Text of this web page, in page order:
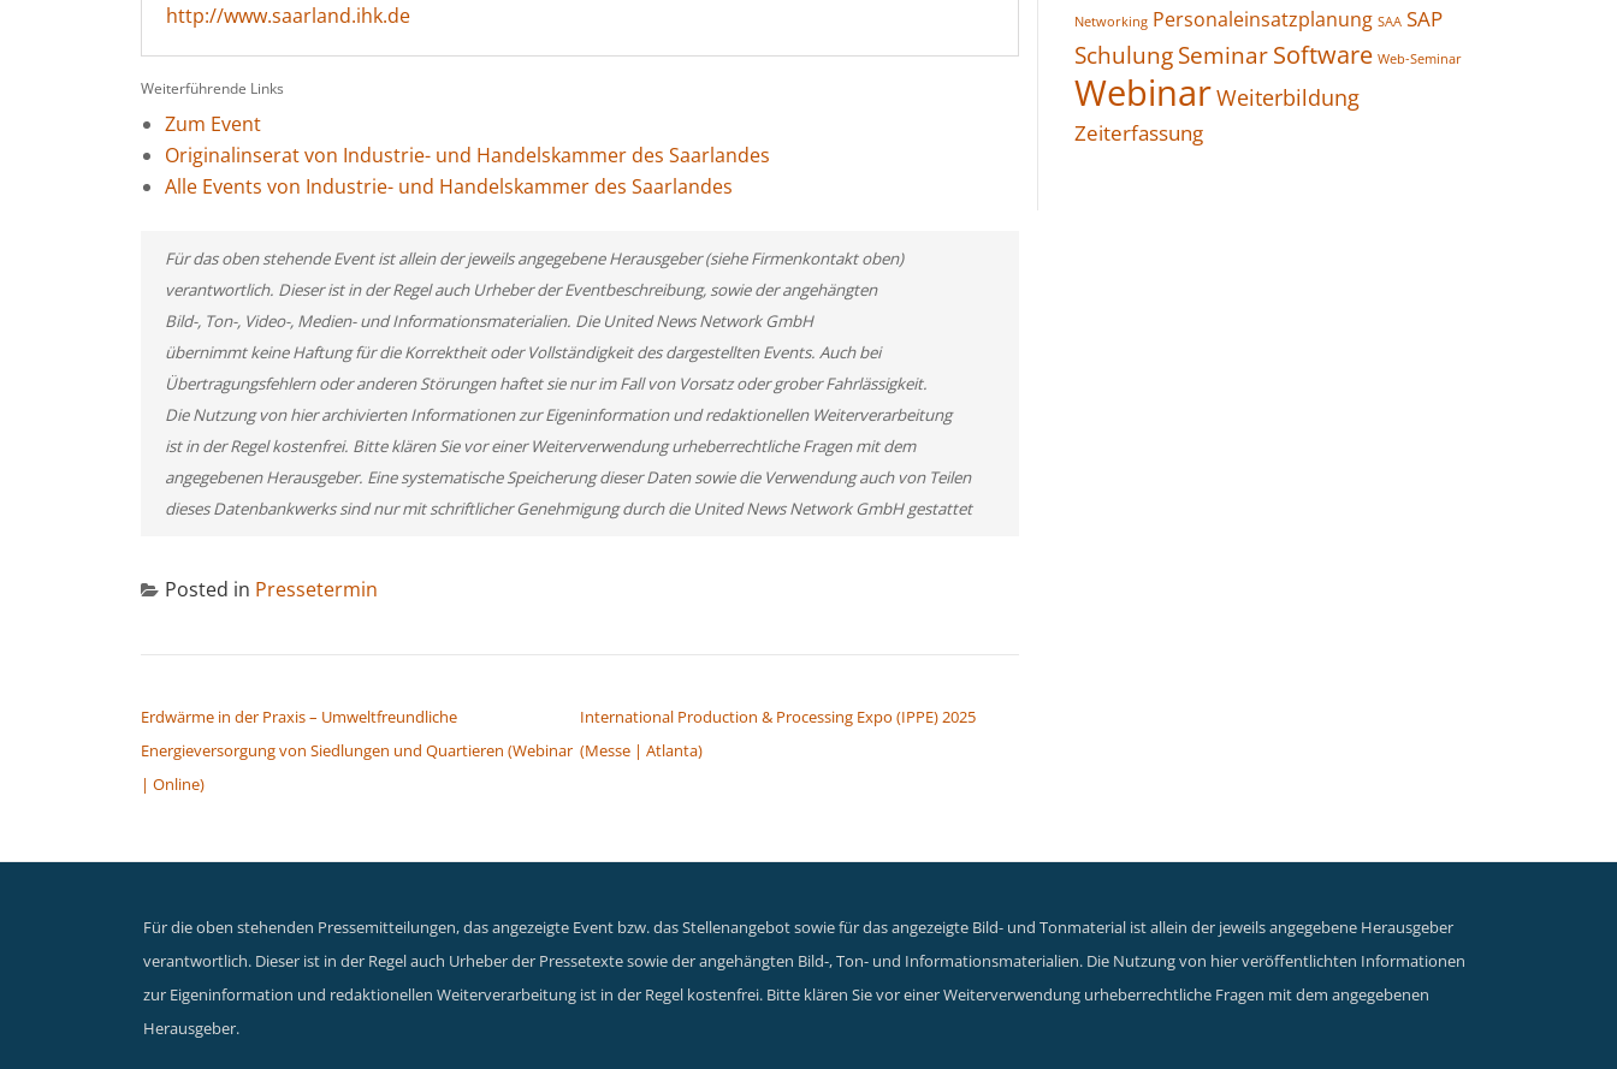
http://www.saarland.ihk.de
Weiterführende Links
Zum Event
Originalinserat von Industrie- und Handelskammer des Saarlandes
Alle Events von Industrie- und Handelskammer des Saarlandes
Für das oben stehende Event ist allein der jeweils angegebene Herausgeber (siehe Firmenkontakt oben)
verantwortlich. Dieser ist in der Regel auch Urheber der Eventbeschreibung, sowie der angehängten
Bild-, Ton-, Video-, Medien- und Informationsmaterialien. Die United News Network GmbH
übernimmt keine Haftung für die Korrektheit oder Vollständigkeit des dargestellten Events. Auch bei
Übertragungsfehlern oder anderen Störungen haftet sie nur im Fall von Vorsatz oder grober Fahrlässigkeit.
Die Nutzung von hier archivierten Informationen zur Eigeninformation und redaktionellen Weiterverarbeitung
ist in der Regel kostenfrei. Bitte klären Sie vor einer Weiterverwendung urheberrechtliche Fragen mit dem
angegebenen Herausgeber. Eine systematische Speicherung dieser Daten sowie die Verwendung auch von Teilen
dieses Datenbankwerks sind nur mit schriftlicher Genehmigung durch die United News Network GmbH gestattet
Posted in Pressetermin
Erdwärme in der Praxis – Umweltfreundliche
Energieversorgung von Siedlungen und Quartieren (Webinar
| Online)
International Production & Processing Expo (IPPE) 2025
(Messe | Atlanta)
Networking Personaleinsatzplanung SAA SAP
SchulungSeminarSoftware Web-Seminar
WebinarWeiterbildung
Zeiterfassung
Für die oben stehenden Pressemitteilungen, das angezeigte Event bzw. das Stellenangebot sowie für das angezeigte Bild- und Tonmaterial ist allein der jeweils angegebene Herausgeber
verantwortlich. Dieser ist in der Regel auch Urheber der Pressetexte sowie der angehängten Bild-, Ton- und Informationsmaterialien. Die Nutzung von hier veröffentlichten Informationen
zur Eigeninformation und redaktionellen Weiterverarbeitung ist in der Regel kostenfrei. Bitte klären Sie vor einer Weiterverwendung urheberrechtliche Fragen mit dem angegebenen
Herausgeber.